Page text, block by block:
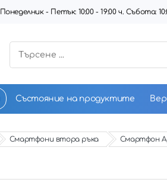
Понеделник - Петък: 10:00 - 19:00 ч. Събота:
Състояние на продуктите
Смартфони втора ръка Смартфон